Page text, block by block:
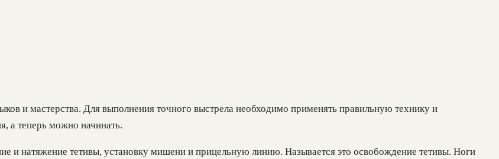
и мастерства. Для выполнения точного выстрела необходимо применять правильную технику и
а теперь можно начинать.
и натяжение тетивы, установку мишени и прицельную линию. Называется это освобождение тетивы. Ноги